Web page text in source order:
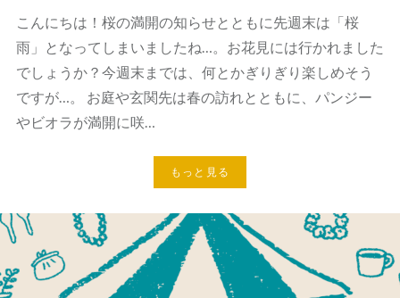
こんにちは！桜の満開の知らせとともに先週末は「桜
雨」となってしまいましたね…。お花見には行かれました
でしょうか？今週末までは、何とかぎりぎり楽しめそう
ですが…。 お庭や玄関先は春の訪れとともに、パンジー
やビオラが満開に咲…
もっと見る